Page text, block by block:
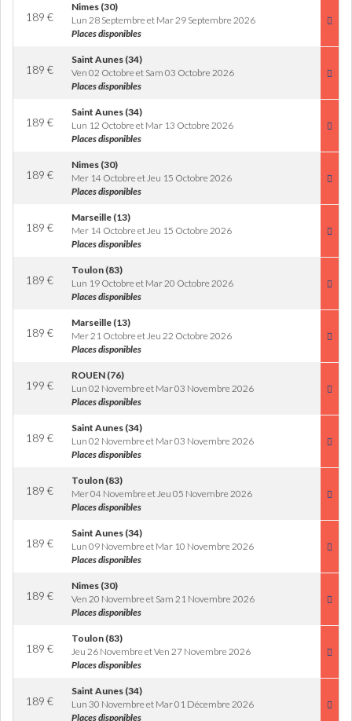
189 €
Nimes (30)
Lun 28 Septembre et Mar 29 Septembre 2026
Places disponibles
189 €
Saint Aunes (34)
Ven 02 Octobre et Sam 03 Octobre 2026
Places disponibles
189 €
Saint Aunes (34)
Lun 12 Octobre et Mar 13 Octobre 2026
Places disponibles
189 €
Nimes (30)
Mer 14 Octobre et Jeu 15 Octobre 2026
Places disponibles
189 €
Marseille (13)
Mer 14 Octobre et Jeu 15 Octobre 2026
Places disponibles
189 €
Toulon (83)
Lun 19 Octobre et Mar 20 Octobre 2026
Places disponibles
189 €
Marseille (13)
Mer 21 Octobre et Jeu 22 Octobre 2026
Places disponibles
199 €
ROUEN (76)
Lun 02 Novembre et Mar 03 Novembre 2026
Places disponibles
189 €
Saint Aunes (34)
Lun 02 Novembre et Mar 03 Novembre 2026
Places disponibles
189 €
Toulon (83)
Mer 04 Novembre et Jeu 05 Novembre 2026
Places disponibles
189 €
Saint Aunes (34)
Lun 09 Novembre et Mar 10 Novembre 2026
Places disponibles
189 €
Nimes (30)
Ven 20 Novembre et Sam 21 Novembre 2026
Places disponibles
189 €
Toulon (83)
Jeu 26 Novembre et Ven 27 Novembre 2026
Places disponibles
189 €
Saint Aunes (34)
Lun 30 Novembre et Mar 01 Décembre 2026
Places disponibles